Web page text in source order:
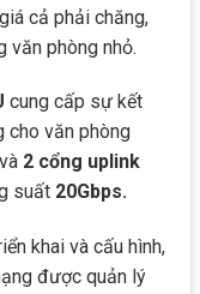
cả phải chăng,
văn phòng nhỏ.
cung cấp sự kết
cho văn phòng
và 2 cổng uplink
suất 20Gbps.
khai và cấu hình,
được quản lý